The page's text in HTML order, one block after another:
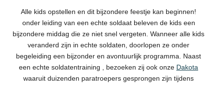
Alle kids opstellen en dit bijzondere feestje kan beginnen!
onder leiding van een echte soldaat beleven de kids een
bijzondere middag die ze niet snel vergeten. Wanneer alle kids
veranderd zijn in echte soldaten, doorlopen ze onder
begeleiding een bijzonder en avontuurlijk programma. Naast
een echte soldatentraining , bezoeken zij ook onze Dakota
waaruit duizenden paratroepers gesprongen zijn tijdens